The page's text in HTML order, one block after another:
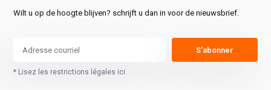
Wilt u op de hoogte blijven? schrijft u dan in voor de nieuwsbrief.
S'abonner
* Lisez les restrictions légales ici